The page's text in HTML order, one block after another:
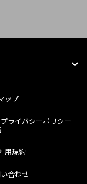
ップ
プライバシーポリシー
用規約
合わせ